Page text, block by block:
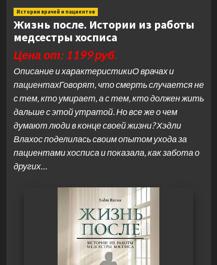
Истории врачей и пациентов
Жизнь после. Истории из работы
медсестры хосписа
Цена от: 1199 руб.
Описание и характеристикиО врачах и
пациентахГоворят, что смерть случается не
с тем, кто умирает, а с тем, кто должен жить
дальше с этой утратой. Но все же о чем
думают люди в конце своей жизни? Хэдли
Влахос поделилась своим опытом ухода за
пациентами хосписа и показала, как забота о
других…